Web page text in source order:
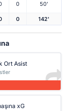
0 50'
0 142'
Ort Asist
xG